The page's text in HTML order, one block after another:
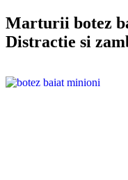
Marturii botez
Distractie si